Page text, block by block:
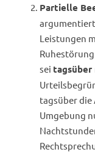
Partielle
Leistungen
sei
tagsüber die
Umgebung